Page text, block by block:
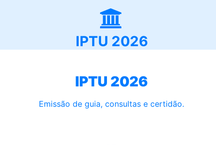
IPTU 2026
IPTU 2026
Emissão de guia, consultas e certidão.